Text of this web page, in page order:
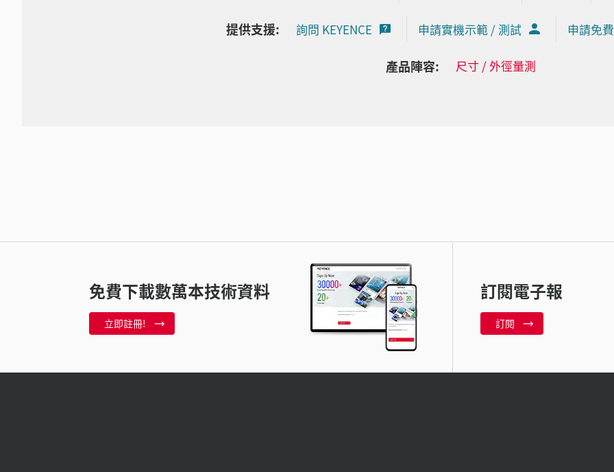
提供支援: 詢問 KEYENCE 申請實機示範 / 測試 申請免
產品陣容: 尺寸 / 外徑量測
免費下載數萬本技術資料
立即註冊!
訂閱電子報
訂閱